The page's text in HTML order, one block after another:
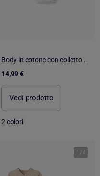
Body in cotone con colletto Peter Pan
14,99 €
Vedi prodotto
2 colori
1 /4